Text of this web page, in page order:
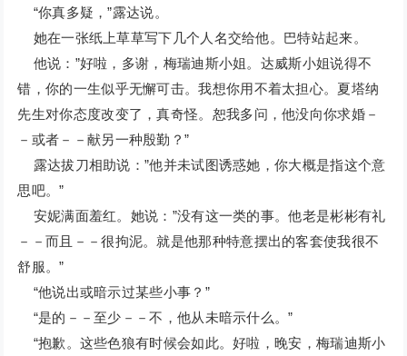
“你真多疑，”露达说。
她在一张纸上草草写下几个人名交给他。巴特站起来。
他说：”好啦，多谢，梅瑞迪斯小姐。达威斯小姐说得不
错，你的一生似乎无懈可击。我想你用不着太担心。夏塔纳
先生对你态度改变了，真奇怪。恕我多问，他没向你求婚－
－或者－－献另一种殷勤？”
露达拔刀相助说：”他并未试图诱惑她，你大概是指这个意
思吧。”
安妮满面羞红。她说：”没有这一类的事。他老是彬彬有礼
－－而且－－很拘泥。就是他那种特意摆出的客套使我很不
舒服。”
“他说出或暗示过某些小事？”
“是的－－至少－－不，他从未暗示什么。”
“抱歉。这些色狼有时候会如此。好啦，晚安，梅瑞迪斯小